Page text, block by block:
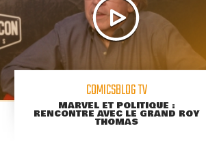
COMICSBLOG TV
MARVEL ET POLITIQUE :
RENCONTRE AVEC LE GRAND ROY
THOMAS